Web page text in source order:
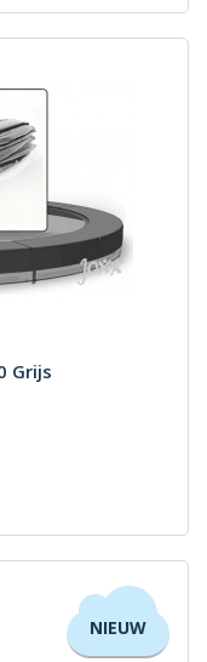
Grijs
NIEUW